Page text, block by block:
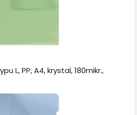
L, PP, A4, krystal, 180mikr.,